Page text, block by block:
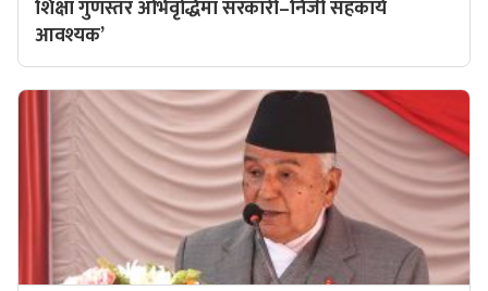
शिक्षा गुणस्तर अभिवृद्धिमा सरकारी–निजी सहकार्य
आवश्यक’